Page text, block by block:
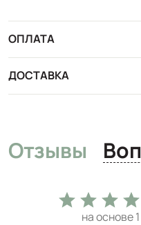
ОПЛАТА
ДОСТАВКА
Отзывы
на основе1